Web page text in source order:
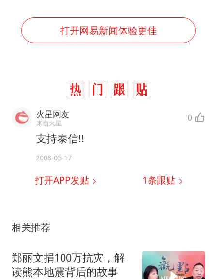
打开网易新闻体验更佳
火星网友
来自火星 0
支持泰信!!
2008-05-17
打开APP发贴 1条跟贴
相关推荐
郑丽文捐100万抗灾，解
读熊本地震背后的故事